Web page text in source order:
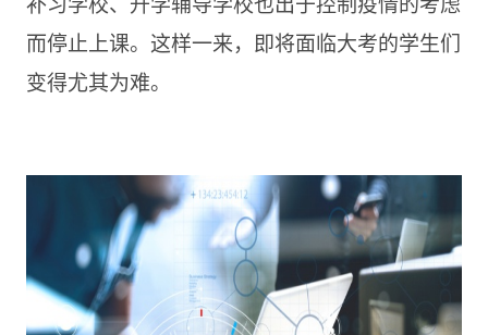
而停止上课。这样一来，即将面临大考的学生们
变得尤其为难。